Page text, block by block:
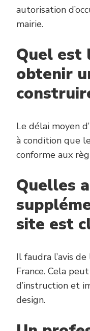
autorisation
mairie.
Quel est
obtenir
Le délai moyen
à condition que
conforme aux
Quelles
site est
Il faudra l’avis
France. Cela
d’instruction et
design.